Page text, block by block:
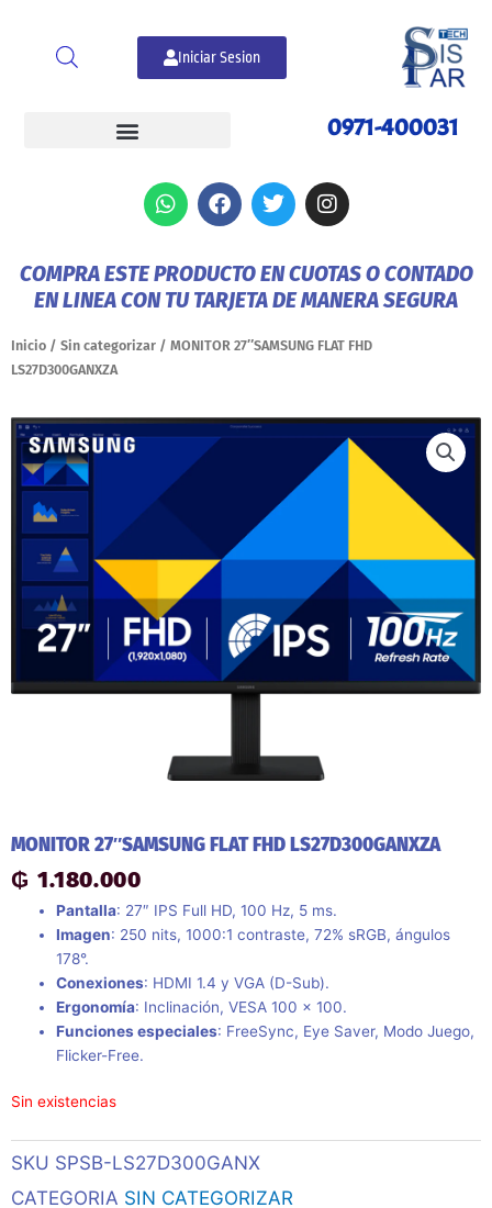
contenido
Iniciar Sesion
0971-400031
W
h
s
a
p
F
a
b
o
k
T
w
t
e
I
n
a
g
a
COMPRA ESTE PRODUCTO EN CUOTAS O CONTADO
EN LINEA CON TU TARJETA DE MANERA SEGURA
Inicio / Sin categorizar / MONITOR 27″SAMSUNG FLAT FHD
LS27D300GANXZA
MONITOR 27″SAMSUNG FLAT FHD LS27D300GANXZA
₲ 1.180.000
Pantalla: 27″ IPS Full HD, 100 Hz, 5 ms.
Imagen: 250 nits, 1000:1 contraste, 72% sRGB, ángulos
178°.
Conexiones: HDMI 1.4 y VGA (D-Sub).
Ergonomía: Inclinación, VESA 100 × 100.
Funciones especiales: FreeSync, Eye Saver, Modo Juego,
Flicker-Free.
Sin existencias
SKU SPSB-LS27D300GANX
CATEGORIA SIN CATEGORIZAR